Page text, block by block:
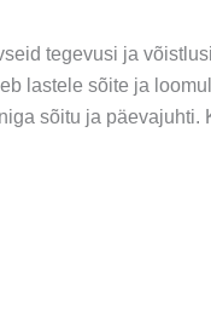
tegevusi ja
lastele sõite ja
sõitu ja päevajuhti.